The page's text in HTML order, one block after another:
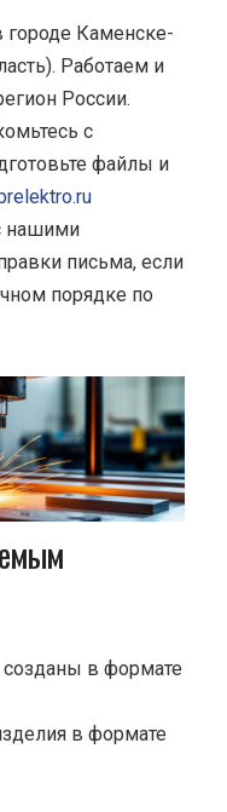
городе Каменске-
Работаем и
России.
с
файлы и
нашими
письма, если
порядке по
в формате
в формате